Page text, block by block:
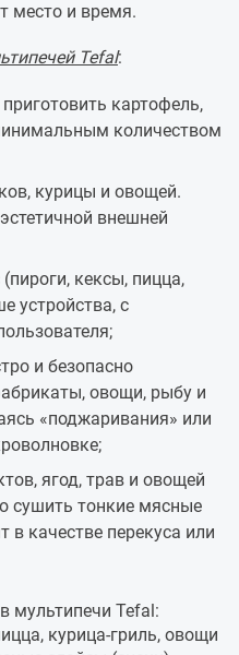
место и время.
Tefal:
картофель,
количеством
курицы и овощей.
внешней
кексы, пицца,
устройства, с
и безопасно
овощи, рыбу и
«поджаривания» или
ягод, трав и овощей
сушить тонкие мясные
в качестве перекуса или
мультипечи Tefal:
курица-гриль, овощи